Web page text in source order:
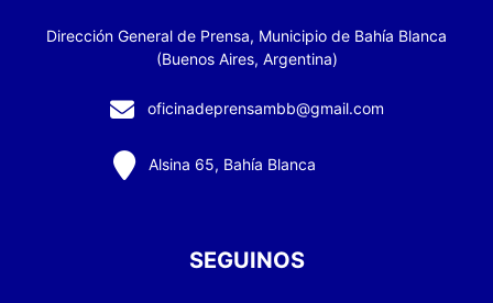
Dirección General de Prensa, Municipio de Bahía Blanca
(Buenos Aires, Argentina)
oficinadeprensambb@gmail.com
Alsina 65, Bahía Blanca
SEGUINOS